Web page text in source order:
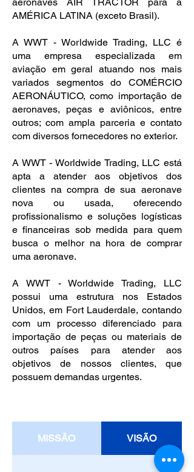
AMÉRICA LATINA (exceto Brasil).
A WWT - Worldwide Trading, LLC é
uma empresa especializada em
aviação em geral atuando nos mais
variados segmentos do COMÉRCIO
AERONÁUTICO, como importação de
aeronaves, peças e aviônicos, entre
outros; com ampla parceria e contato
com diversos fornecedores no exterior.
A WWT - Worldwide Trading, LLC está
apta a atender aos objetivos dos
clientes na compra de sua aeronave
nova ou usada, oferecendo
profissionalismo e soluções logísticas
e financeiras sob medida para quem
busca o melhor na hora de comprar
uma aeronave.
A WWT - Worldwide Trading, LLC
possui uma estrutura nos Estados
Unidos, em Fort Lauderdale, contando
com um processo diferenciado para
importação de peças ou materiais de
outros países para atender aos
objetivos de nossos clientes, que
possuem demandas urgentes.
MISSÃO VISÃO